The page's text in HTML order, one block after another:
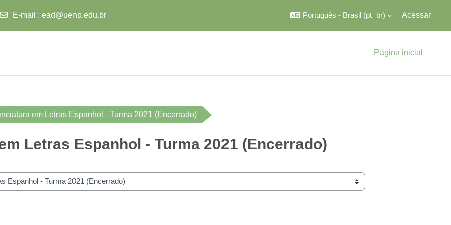
E-mail : ead@uenp.edu.br Português - Brasil ‎(pt_br)‎ Acessar
Página inicial
em Letras Espanhol - Turma 2021 (Encerrado)
Letras Espanhol - Turma 2021 (Encerrado)